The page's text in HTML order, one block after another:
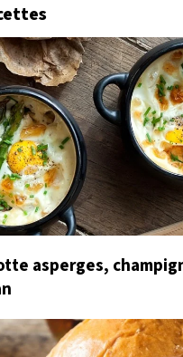
asperges,